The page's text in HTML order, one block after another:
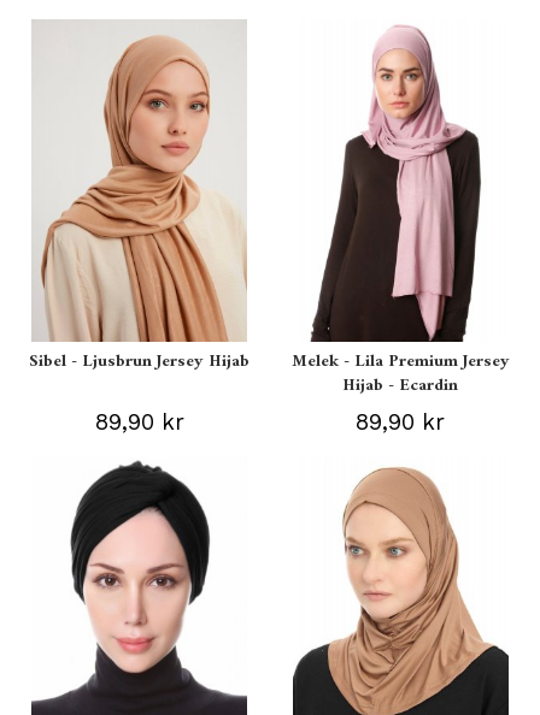
Sibel - Ljusbrun Jersey Hijab
89,90 kr
Melek - Lila Premium Jersey
Hijab - Ecardin
89,90 kr